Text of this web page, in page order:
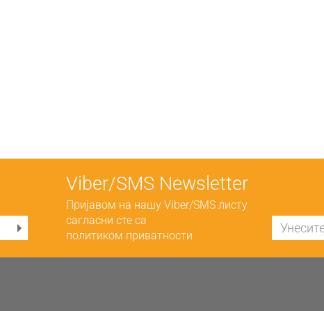
Viber/SMS Newsletter
Пријавом на нашу Viber/SMS листу
сагласни сте са
политиком приватности